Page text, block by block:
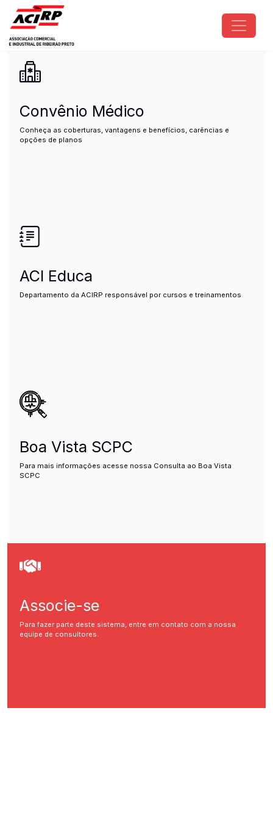
Pular para o conteúdo principal
ACIRP - Associação Comercial
Convênio Médico
Conheça as coberturas, vantagens e benefícios, carências e
opções de planos
ACI Educa
Departamento da ACIRP responsável por cursos e treinamentos
Boa Vista SCPC
Para mais informações acesse nossa Consulta ao Boa Vista
SCPC
Associe-se
Para fazer parte deste sistema, entre em contato com a nossa
equipe de consultores.